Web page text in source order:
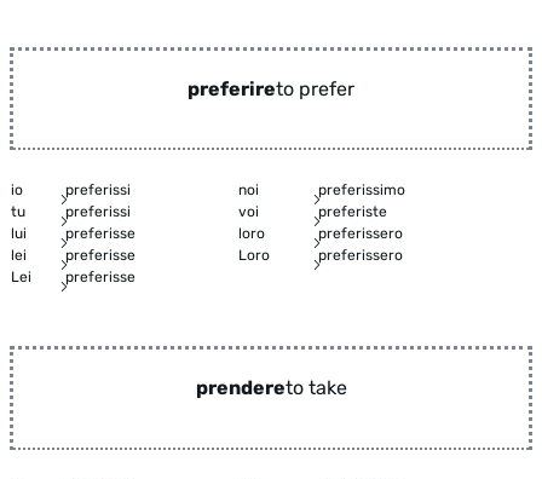
preferireto prefer
io preferissi noi
preferissimo
tu
preferissi voi
preferiste
lui
preferisse loro
preferissero
lei
preferisse Loro
preferissero
Lei
preferisse
prendereto take